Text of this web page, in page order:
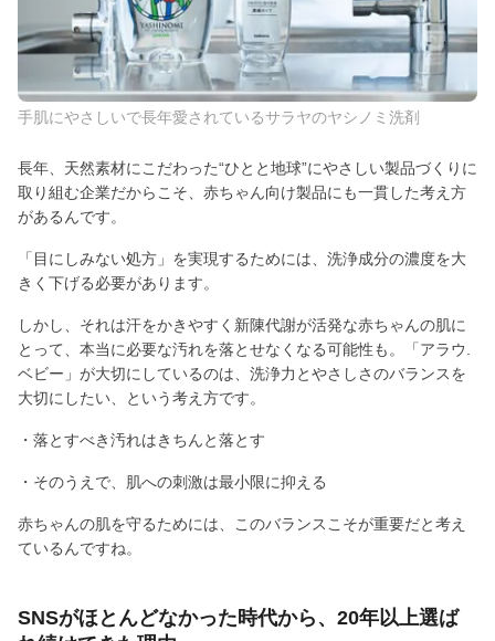
手肌にやさしいで長年愛されているサラヤのヤシノミ洗剤
長年、天然素材にこだわった“ひとと地球”にやさしい製品づくりに
取り組む企業だからこそ、赤ちゃん向け製品にも一貫した考え方
があるんです。
「目にしみない処方」を実現するためには、洗浄成分の濃度を大
きく下げる必要があります。
しかし、それは汗をかきやすく新陳代謝が活発な赤ちゃんの肌に
とって、本当に必要な汚れを落とせなくなる可能性も。「アラウ.
ベビー」が大切にしているのは、洗浄力とやさしさのバランスを
大切にしたい、という考え方です。
・落とすべき汚れはきちんと落とす
・そのうえで、肌への刺激は最小限に抑える
赤ちゃんの肌を守るためには、このバランスこそが重要だと考え
ているんですね。
SNSがほとんどなかった時代から、20年以上選ば